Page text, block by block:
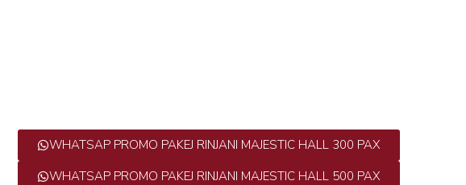
WHATSAP PROMO PAKEJ RINJANI MAJESTIC HALL 300 PAX
WHATSAP PROMO PAKEJ RINJANI MAJESTIC HALL 500 PAX